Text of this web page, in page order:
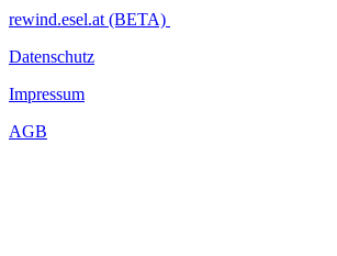
rewind.esel.at (BETA)
Datenschutz
Impressum
AGB